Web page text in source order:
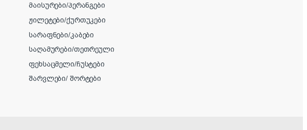
მაისურები/პერანგები
ჟილეტები/ქურთუკები
სარაფნები/კაბები
საღამურები/თეთრეული
ფეხსაცმელი/ჩუსტები
შარვლები/ შორტები